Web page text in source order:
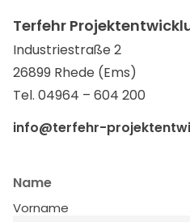
Terfehr
Industriestraße 2
26899 Rhede (Ems)
Tel. 04964 – 604 200
info@terfehr-
Name
Vorname